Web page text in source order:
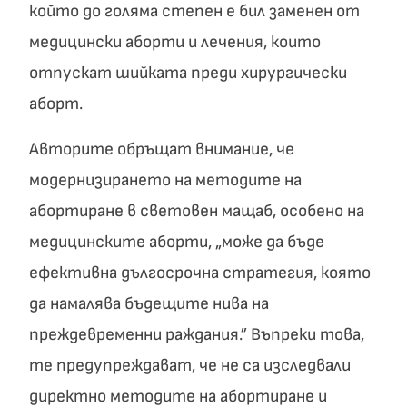
който до голяма степен е бил заменен от
медицински аборти и лечения, които
отпускат шийката преди хирургически
аборт.
Авторите обръщат внимание, че
модернизирането на методите на
абортиране в световен мащаб, особено на
медицинските аборти, „може да бъде
ефективна дългосрочна стратегия, която
да намалява бъдещите нива на
преждевременни раждания.” Въпреки това,
те предупреждават, че не са изследвали
директно методите на абортиране и